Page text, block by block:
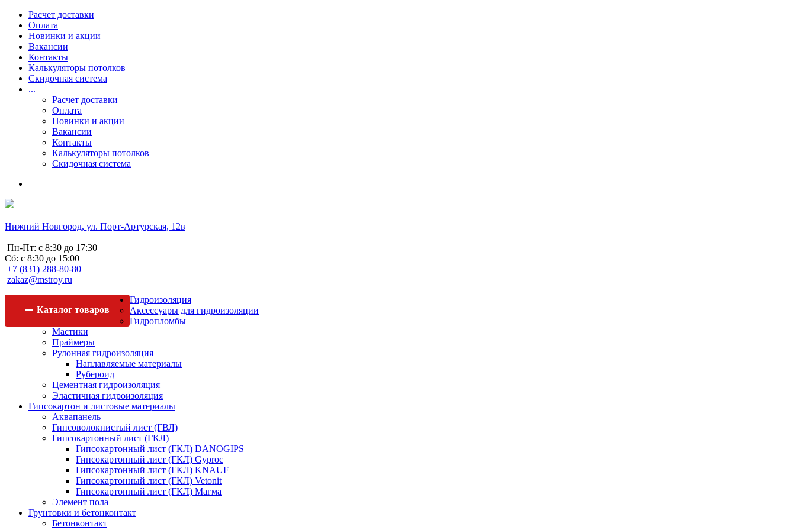
Расчет доставки
Оплата
Новинки и акции
Вакансии
Контакты
Калькуляторы потолков
Скидочная система
...
Расчет доставки
Оплата
Новинки и акции
Вакансии
Контакты
Калькуляторы потолков
Скидочная система
Нижний Новгород, ул. Порт-Артурская, 12в
Пн-Пт: с 8:30 до 17:30
Сб: с 8:30 до 15:00
+7 (831) 288-80-80
zakaz@mstroy.ru
Каталог товаров
Гидроизоляция
Аксессуары для гидроизоляции
Гидропломбы
Мастики
Праймеры
Рулонная гидроизоляция
Наплавляемые материалы
Рубероид
Цементная гидроизоляция
Эластичная гидроизоляция
Гипсокартон и листовые материалы
Аквапанель
Гипсоволокнистый лист (ГВЛ)
Гипсокартонный лист (ГКЛ)
Гипсокартонный лист (ГКЛ) DANOGIPS
Гипсокартонный лист (ГКЛ) Gyproc
Гипсокартонный лист (ГКЛ) KNAUF
Гипсокартонный лист (ГКЛ) Vetonit
Гипсокартонный лист (ГКЛ) Магма
Элемент пола
Грунтовки и бетонконтакт
Бетонконтакт